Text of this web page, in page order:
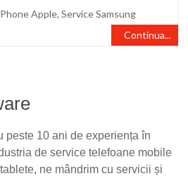
Apple,Service Samsung
Continua...
peste 10 ani de experiența în
de service telefoane mobile
ne mândrim cu servicii și